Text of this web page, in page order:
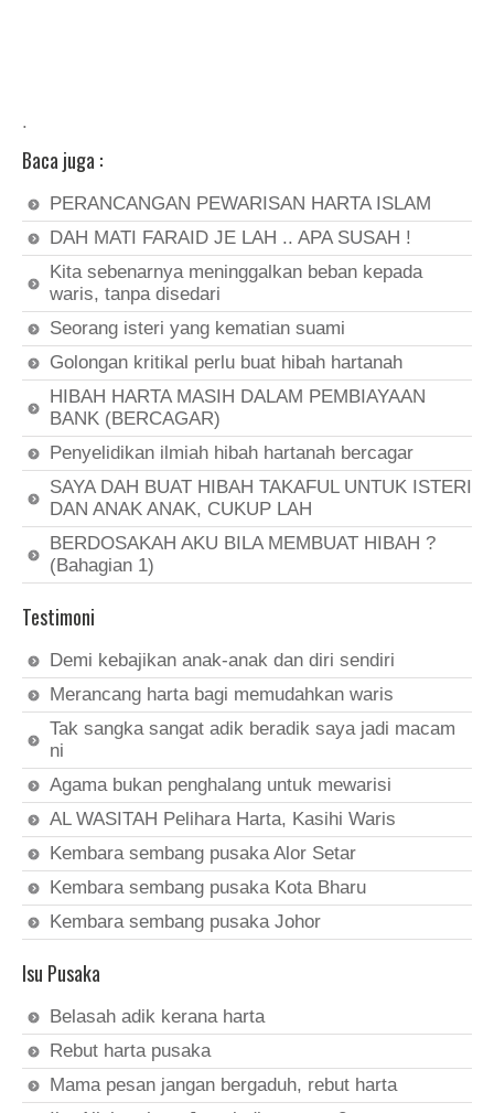
.
Baca juga :
PERANCANGAN PEWARISAN HARTA ISLAM
DAH MATI FARAID JE LAH .. APA SUSAH !
Kita sebenarnya meninggalkan beban kepada
waris, tanpa disedari
Seorang isteri yang kematian suami
Golongan kritikal perlu buat hibah hartanah
HIBAH HARTA MASIH DALAM PEMBIAYAAN
BANK (BERCAGAR)
Penyelidikan ilmiah hibah hartanah bercagar
SAYA DAH BUAT HIBAH TAKAFUL UNTUK ISTERI
DAN ANAK ANAK, CUKUP LAH
BERDOSAKAH AKU BILA MEMBUAT HIBAH ?
(Bahagian 1)
Testimoni
Demi kebajikan anak-anak dan diri sendiri
Merancang harta bagi memudahkan waris
Tak sangka sangat adik beradik saya jadi macam
ni
Agama bukan penghalang untuk mewarisi
AL WASITAH Pelihara Harta, Kasihi Waris
Kembara sembang pusaka Alor Setar
Kembara sembang pusaka Kota Bharu
Kembara sembang pusaka Johor
Isu Pusaka
Belasah adik kerana harta
Rebut harta pusaka
Mama pesan jangan bergaduh, rebut harta